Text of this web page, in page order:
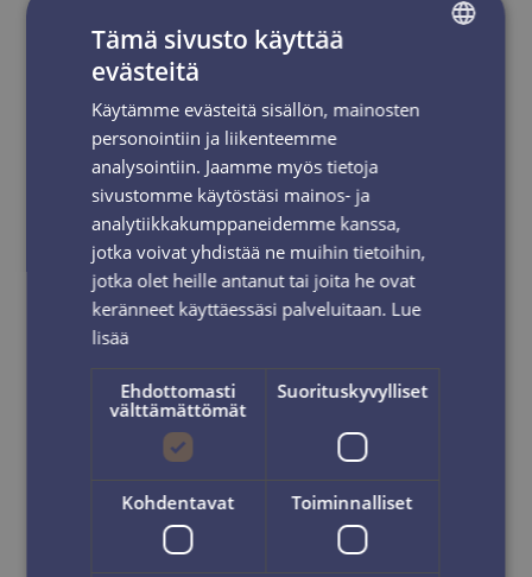
USEIN KYSYTYT KYSYMYKSET
YHTEYSTIEDOT JA AUKIOLOAJAT
KIDE HUONEEN VARUSTUKSEEN
KUULUU
Hyvin varusteltu keittiö
ENGLISH
Tämä sivusto käyttää
evästeitä
Käytämme evästeitä sisällön, mainosten
personointiin ja liikenteemme
analysointiin. Jaamme myös tietoja
sivustomme käytöstäsi mainos- ja
analytiikkakumppaneidemme kanssa,
jotka voivat yhdistää ne muihin tietoihin,
jotka olet heille antanut tai joita he ovat
keränneet käyttäessäsi palveluitaan. Lue
lisää
Ehdottomasti
välttämättömät
Suorituskyvylliset
Kohdentavat Toiminnalliset